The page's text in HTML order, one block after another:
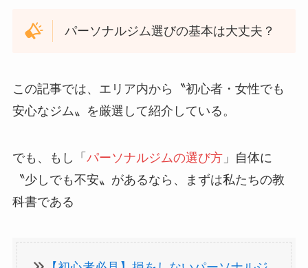
パーソナルジム選びの基本は大丈夫？
この記事では、エリア内から〝初心者・女性でも
安心なジム〟を厳選して紹介している。
でも、もし「 パーソナルジムの選び方」自体に
〝少しでも不安〟があるなら、まずは私たちの教
科書である